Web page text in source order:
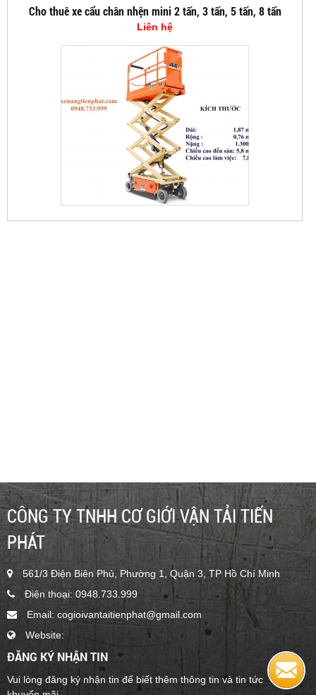
Cho thuê xe cẩu chân nhện mini 2 tấn, 3 tấn, 5 tấn, 8 tấn
Liên hệ
XE NÂNG CẮT KÉO 5,7M
BOOMLIFT CHẠY ĐIỆN 9M - JLG E300AJP
1
CÔNG TY TNHH CƠ GIỚI VẬN TẢI TIẾN
PHÁT
561/3 Điện Biên Phủ, Phường 1, Quận 3, TP Hồ Chí Minh
Điện thoại: 0948.733.999
Email: cogioivantaitienphat@gmail.com
Website:
ĐĂNG KÝ NHẬN TIN
Vui lòng đăng ký nhận tin để biết thêm thông tin và tin tức